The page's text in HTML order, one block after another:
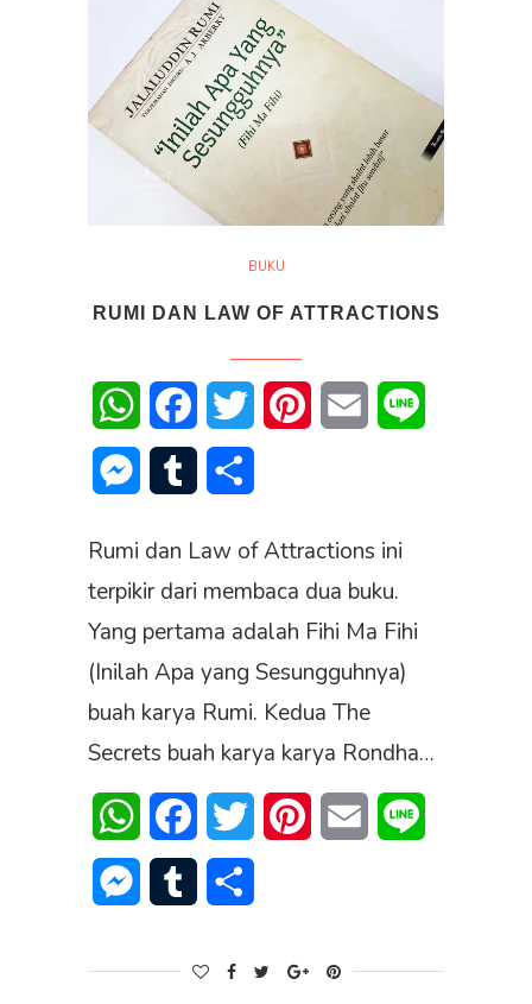
BUKU
RUMI DAN LAW OF ATTRACTIONS
WhatsAppFacebookTwitter PinterestEmail
Messenger
Tumblr
Rumi dan Law of Attractions ini
terpikir dari membaca dua buku.
Yang pertama adalah Fihi Ma Fihi
(Inilah Apa yang Sesungguhnya)
buah karya Rumi. Kedua The
Secrets buah karya karya Rondha…
WhatsAppFacebookTwitter PinterestEmail
Messenger
Tumblr